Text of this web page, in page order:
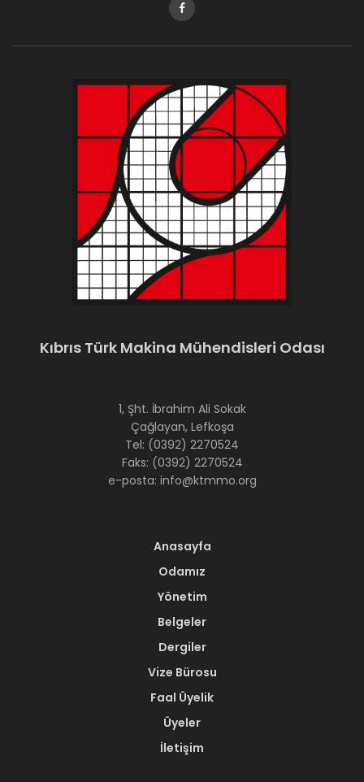
Kıbrıs Türk Makina Mühendisleri Odası
1, Şht. İbrahim Ali Sokak
Çağlayan, Lefkoşa
Tel: (0392) 2270524
Faks: (0392) 2270524
e-posta: info@ktmmo.org
Anasayfa
Odamız
Yönetim
Belgeler
Dergiler
Vize Bürosu
Faal Üyelik
Üyeler
İletişim